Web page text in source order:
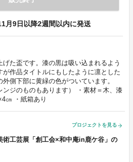
月9日以降2週間以内に発送
た盃です。漆の黒は吸い込まれるよう
作品タイトルにもしたように凛とした
側下部に黄緑の色がついています。
ンジのものもあります） ・素材＝木、漆
㎝ ・紙箱あり
プロジェクトを見る arrow_forward
工芸展「創工会×和中庵in鹿ケ谷」の